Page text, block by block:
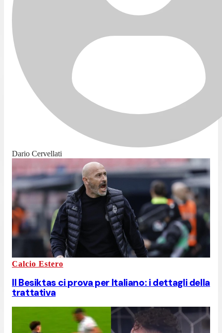
Dario Cervellati
Calcio Estero
Il Besiktas ci prova per Italiano: i dettagli della
trattativa